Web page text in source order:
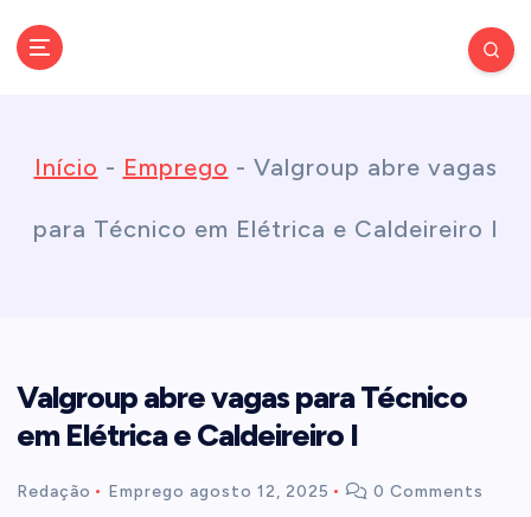
Início - Emprego - Valgroup abre vagas
para Técnico em Elétrica e Caldeireiro I
Valgroup abre vagas para Técnico
em Elétrica e Caldeireiro I
Redação Emprego agosto 12, 2025 0 Comments